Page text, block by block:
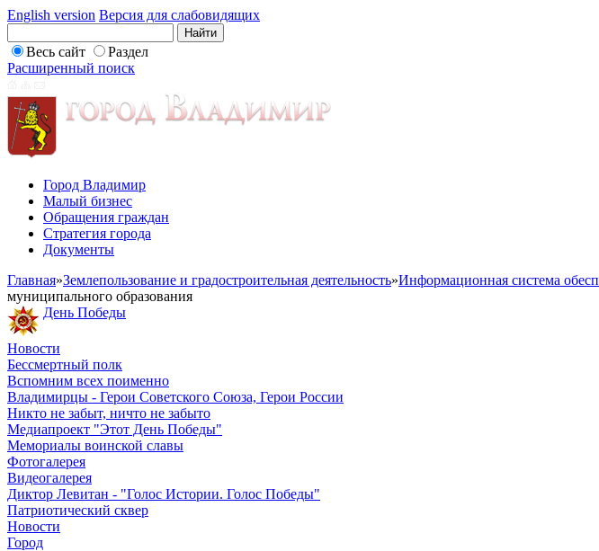
English version Версия для слабовидящих
Весь сайт
Раздел
Расширенный поиск
Город Владимир
Малый бизнес
Обращения граждан
Стратегия города
Документы
Главная»Землепользование и градостроительная деятельность»Информационная система
муниципального образования
День Победы
Новости
Бессмертный полк
Вспомним всех поименно
Владимирцы - Герои Советского Союза, Герои России
Никто не забыт, ничто не забыто
Медиапроект "Этот День Победы"
Мемориалы воинской славы
Фотогалерея
Видеогалерея
Диктор Левитан - "Голос Истории. Голос Победы"
Патриотический сквер
Новости
Город